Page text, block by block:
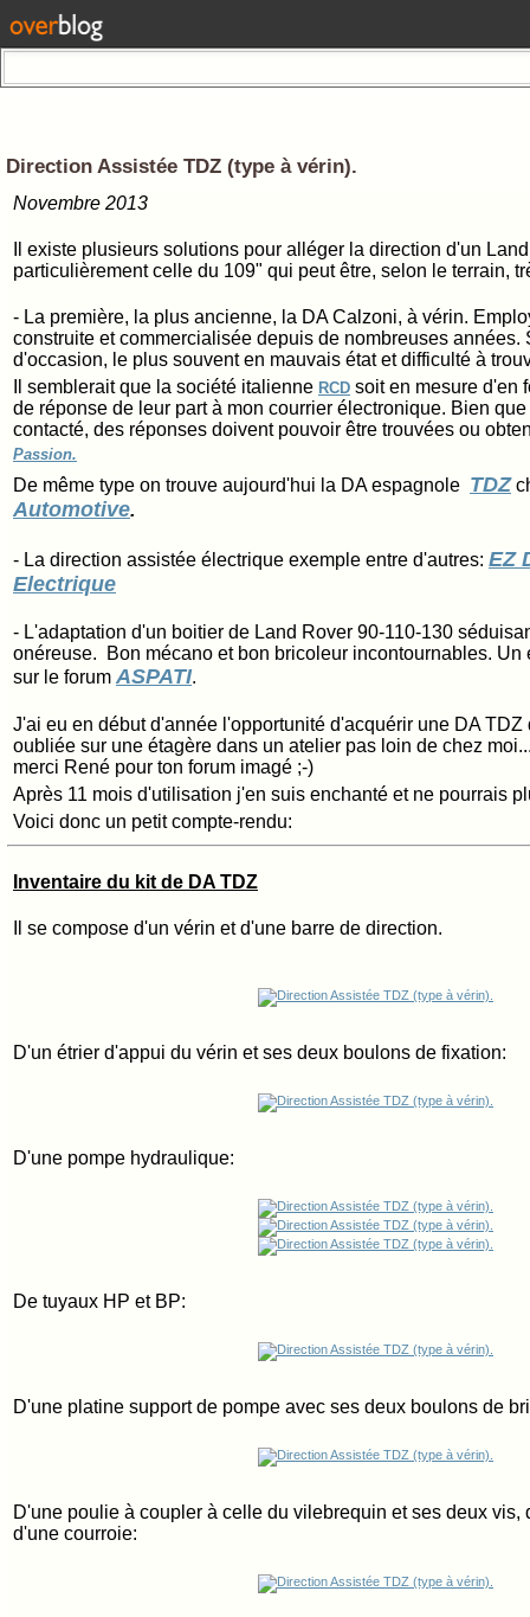
Direction Assistée TDZ (type à vérin).
Novembre 2013
Il existe plusieurs solutions pour alléger la direction d'un
particulièrement celle du 109" qui peut être, selon le terrain,
- La première, la plus ancienne, la DA Calzoni, à vérin.
construite et commercialisée depuis de nombreuses années.
d'occasion, le plus souvent en mauvais état et difficulté à
Il semblerait que la société italienne RCD soit en mesure d'en
de réponse de leur part à mon courrier électronique. Bien
contacté, des réponses doivent pouvoir être trouvées ou
Passion.
De même type on trouve aujourd'hui la DA espagnole TDZ
Automotive.
- La direction assistée électrique exemple entre d'autres: EZ
Electrique
- L'adaptation d'un boitier de Land Rover 90-110-130
onéreuse. Bon mécano et bon bricoleur incontournables. Un
sur le forum ASPATI.
J'ai eu en début d'année l'opportunité d'acquérir une DA
oubliée sur une étagère dans un atelier pas loin de chez
merci René pour ton forum imagé ;-)
Après 11 mois d'utilisation j'en suis enchanté et ne pourrais
Voici donc un petit compte-rendu:
Inventaire du kit de DA TDZ
Il se compose d'un vérin et d'une barre de direction.
D'un étrier d'appui du vérin et ses deux boulons de fixation:
D'une pompe hydraulique:
De tuyaux HP et BP:
D'une platine support de pompe avec ses deux boulons de
D'une poulie à coupler à celle du vilebrequin et ses deux vis,
d'une courroie: